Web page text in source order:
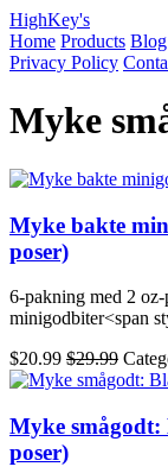
HighKey's
Home Products Blog
Privacy Policy
Myke
Myke bakte
poser)
6-pakning med 2
minigodbiter<span
$20.99 $29.99
Myke
poser)